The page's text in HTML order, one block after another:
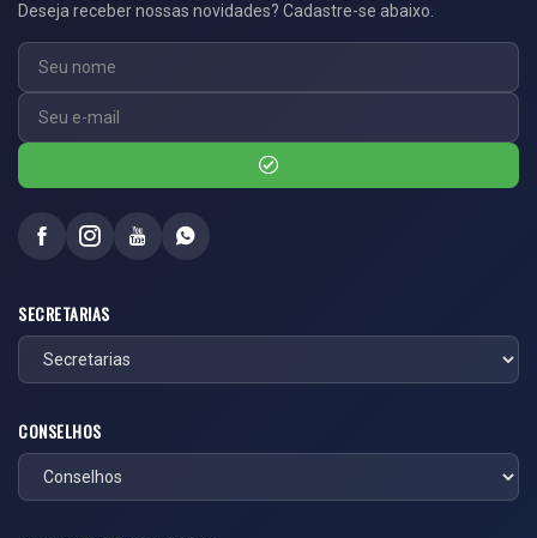
Deseja receber nossas novidades? Cadastre-se abaixo.
SECRETARIAS
CONSELHOS